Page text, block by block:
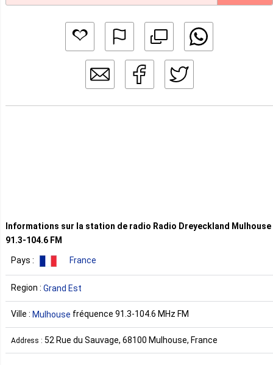
Informations sur la station de radio Radio Dreyeckland Mulhouse
91.3-104.6 FM
Pays : France
Region : Grand Est
Ville : Mulhouse fréquence 91.3-104.6 MHz FM
Address : 52 Rue du Sauvage, 68100 Mulhouse, France